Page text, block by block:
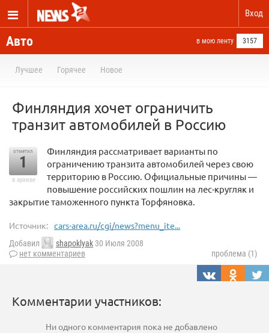
Вход
Авто в мою ленту 3157
Лучшее Горячее Новое
Финляндия хочет ограничить
транзит автомобилей в Россию
отметил
1
в архиве
Финляндия рассматривает варианты по
ограничению транзита автомобилей через свою
территорию в Россию. Официальные причины —
повышение российских пошлин на лес-кругляк и
закрытие таможенного пункта Торфяновка.
Источник: cars-area.ru/cgi/news?menu_ite...
Добавил shapoklyak 30 Июля 2008
нет комментариев
проблема (1)
Комментарии участников:
Ни одного комментария пока не добавлено